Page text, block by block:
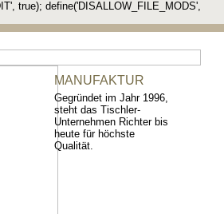
true); define('DISALLOW_FILE_MODS',
MANUFAKTUR
Gegründet im Jahr 1996,
steht das Tischler-
Unternehmen Richter bis
heute für höchste
Qualität.